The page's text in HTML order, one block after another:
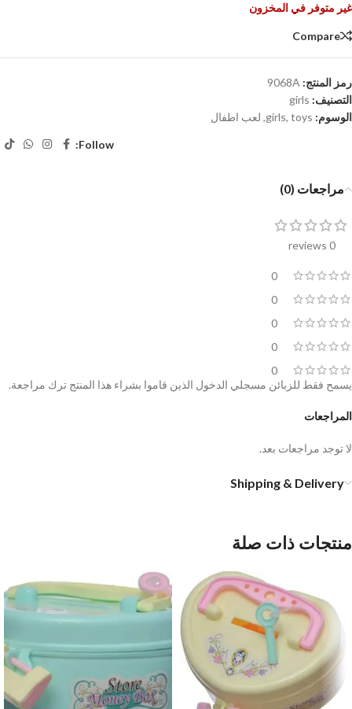
غير متوفر في المخزون
Compare
رمز المنتج: 9068A
التصنيف: girls
الوسوم:
girls, toys
, لعب اطفال
Follow:
مراجعات (0)
0 reviews
0
0
0
0
0
المراجعات
لا توجد مراجعات بعد.
يسمح فقط للزبائن مسجلي الدخول الذين قاموا بشراء هذا المنتج ترك مراجعة.
Shipping & Delivery
منتجات ذات صلة